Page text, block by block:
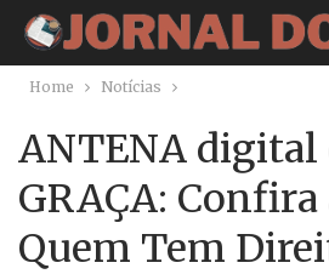
Home Notícias
ANTENA digital
GRAÇA: Confira
Quem Tem